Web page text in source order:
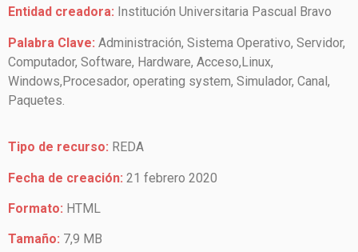
Entidad creadora: Institución Universitaria Pascual Bravo
Palabra Clave: Administración, Sistema Operativo, Servidor,
Computador, Software, Hardware, Acceso,Linux,
Windows,Procesador, operating system, Simulador, Canal,
Paquetes.
Tipo de recurso: REDA
Fecha de creación: 21 febrero 2020
Formato: HTML
Tamaño: 7,9 MB